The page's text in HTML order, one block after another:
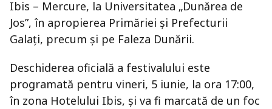
Ibis – Mercure, la Universitatea „Dunărea de
Jos”, în apropierea Primăriei și Prefecturii
Galați, precum și pe Faleza Dunării.
Deschiderea oficială a festivalului este
programată pentru vineri, 5 iunie, la ora 17:00,
în zona Hotelului Ibis, și va fi marcată de un foc